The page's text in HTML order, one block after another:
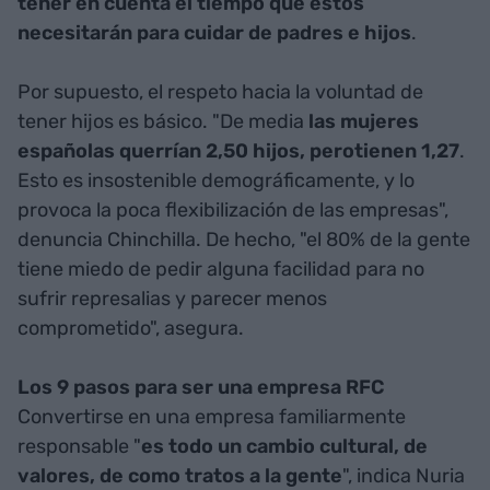
necesitarán para cuidar de padres e hijos.
Por supuesto, el respeto hacia la voluntad de
tener hijos es básico. "De media las mujeres
españolas querrían 2,50 hijos, perotienen 1,27.
Esto es insostenible demográficamente, y lo
provoca la poca flexibilización de las empresas",
denuncia Chinchilla. De hecho, "el 80% de la gente
tiene miedo de pedir alguna facilidad para no
sufrir represalias y parecer menos
comprometido", asegura.
Los 9 pasos para ser una empresa RFC
Convertirse en una empresa familiarmente
responsable "es todo un cambio cultural, de
valores, de como tratos a la gente", indica Nuria